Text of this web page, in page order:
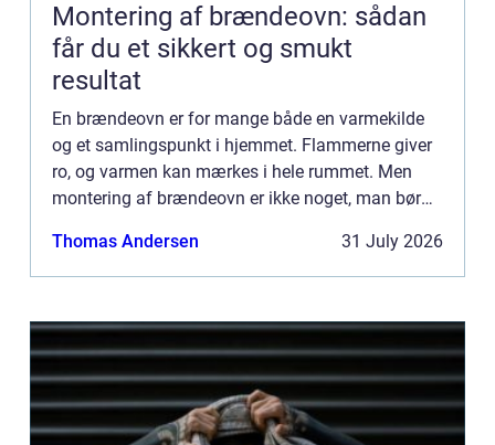
Montering af brændeovn: sådan
får du et sikkert og smukt
resultat
En brændeovn er for mange både en varmekilde
og et samlingspunkt i hjemmet. Flammerne giver
ro, og varmen kan mærkes i hele rummet. Men
montering af brændeovn er ikke noget, man bør
Thomas Andersen 31 July 2026